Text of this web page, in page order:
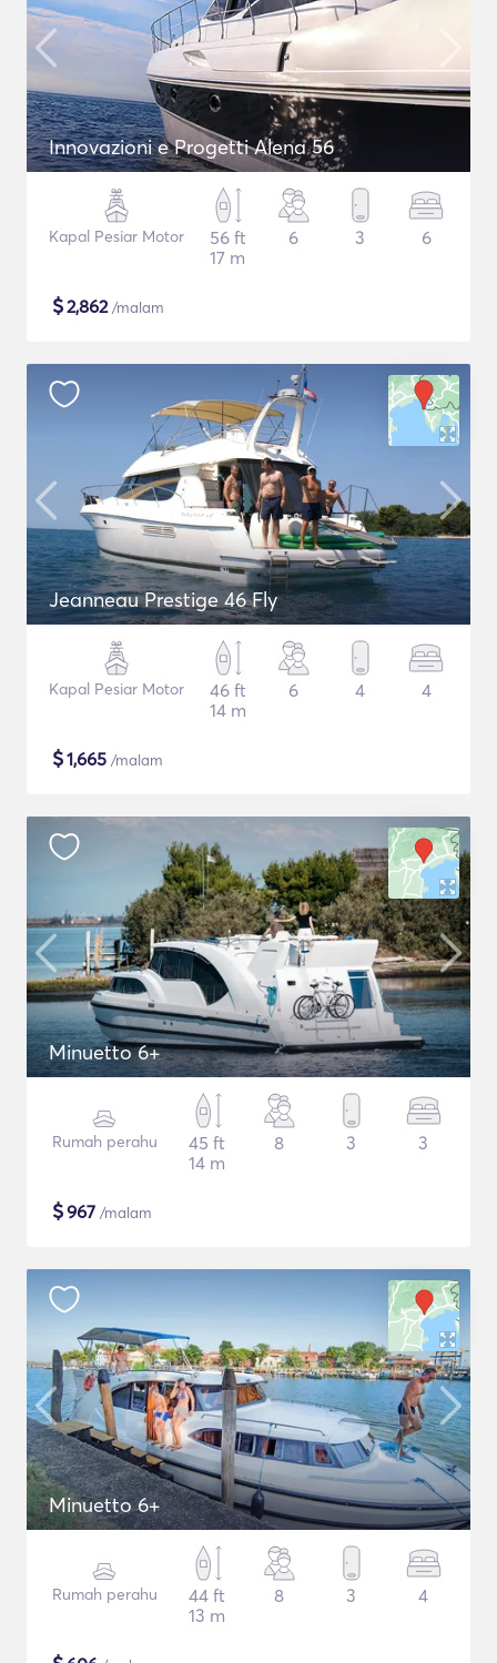
Innovazioni e Progetti Alena 56
Kapal Pesiar Motor
56 ft
17 m
6 3 6
$2,862/malam
Jeanneau Prestige 46 Fly
Kapal Pesiar Motor
46 ft
14 m
6 4 4
$1,665 /malam
Minuetto 6+
Rumah perahu
45 ft
14 m
8 3 3
$967 /malam
Minuetto 6+
Rumah perahu
44 ft
13 m
8 3 4